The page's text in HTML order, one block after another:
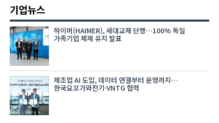
기업뉴스
하이머(HAIMER), 세대교체 단행…100% 독일
가족기업 체제 유지 발표
제조업 AI 도입, 데이터 연결부터 운영까지…
한국요꼬가와전기·VNTG 협력